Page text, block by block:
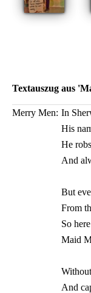
Textauszug aus
Merry Men: In
His
He
And
But
From
So
Maid
And